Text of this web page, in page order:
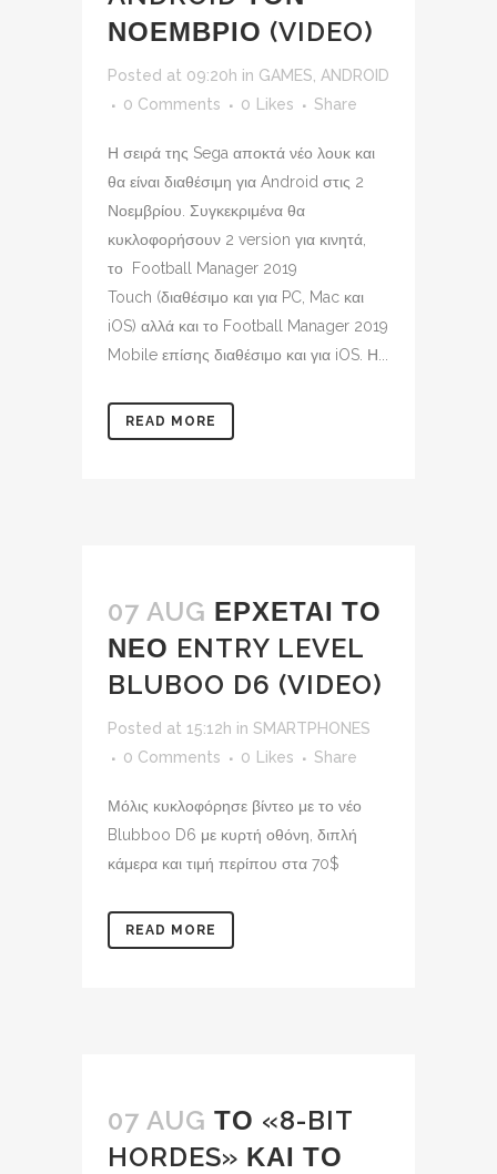
ΝΟΕΜΒΡΙΟ (VIDEO)
Posted at 09:20h in GAMES ANDROID
0 Comments
0 Likes Share
Η σειρά της Sega αποκτά νέο λουκ και
θα είναι διαθέσιμη για Android στις 2
Νοεμβρίου. Συγκεκριμένα θα
κυκλοφορήσουν 2 version για κινητά,
το Football Manager 2019
Touch (διαθέσιμο και για PC, Mac και
iOS) αλλά και το Football Manager 2019
Mobile επίσης διαθέσιμο και για iOS. Η...
READ MORE
07 AUG ΕΡΧΕΤΑΙ ΤΟ
ΝΕΟ ENTRY LEVEL
BLUBOO D6 (VIDEO)
Posted at 15:12h in SMARTPHONES
0 Comments
0 Likes Share
Μόλις κυκλοφόρησε βίντεο με το νέο
Blubboo D6 με κυρτή οθόνη, διπλή
κάμερα και τιμή περίπου στα 70$
READ MORE
07 AUG ΤΟ «8-BIT
HORDES» ΚΑΙ ΤΟ